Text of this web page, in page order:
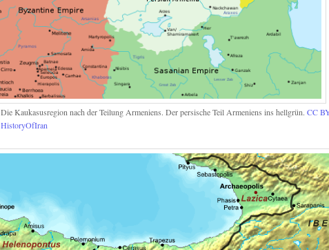
Die Kaukasusregion nach der Teilung Armeniens. Der persische Teil Armeniens ins hellgrün. CC
HistoryOfIran